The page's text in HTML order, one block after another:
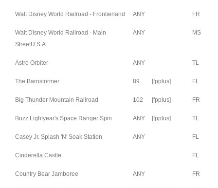
Walt Disney World Railroad - Frontierland ANY FR
Walt Disney World Railroad - Main
StreetU.S.A.
ANY MS
Astro Orbiter ANY TL
The Barnstormer 89 [fpplus] FL
Big Thunder Mountain Railroad 102 [fpplus] FR
Buzz Lightyear's Space Ranger Spin ANY [fpplus] TL
Casey Jr. Splash 'N' Soak Station ANY FL
Cinderella Castle FL
Country Bear Jamboree ANY FR